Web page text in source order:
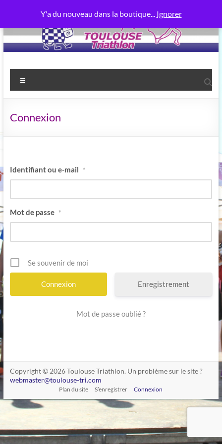
Y'a du nouveau dans la boutique... Ignorer
Toulouse Triathlon
Power Meuh
Connexion
Identifiant ou e-mail *
Mot de passe *
Se souvenir de moi
Enregistrement
Mot de passe oublié ?
Copyright © 2026 Toulouse Triathlon. Un problème sur le site ?
webmaster@toulouse-tri.com
Plan du site S’enregistrer Connexion